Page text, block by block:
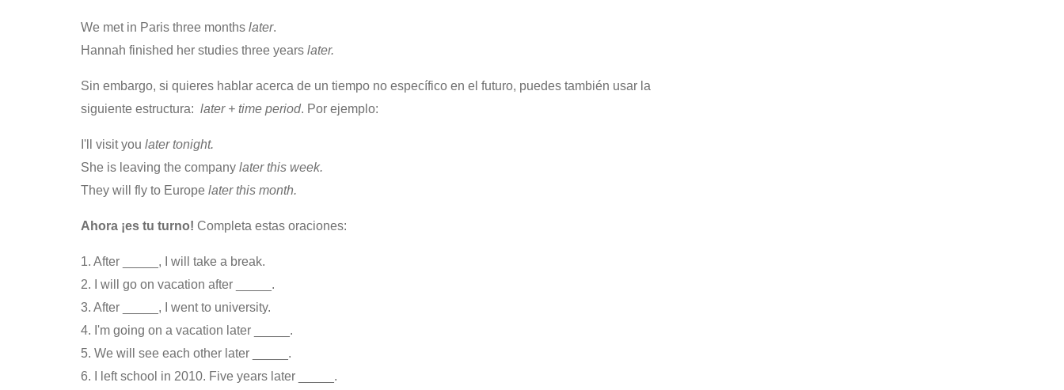
We met in Paris three months later.
Hannah finished her studies three years later.
Sin embargo, si quieres hablar acerca de un tiempo no específico en el futuro, puedes también usar la
siguiente estructura: later + time period. Por ejemplo:
I'll visit you later tonight.
She is leaving the company later this week.
They will fly to Europe later this month.
Ahora ¡es tu turno! Completa estas oraciones:
1. After _____, I will take a break.
2. I will go on vacation after _____.
3. After _____, I went to university.
4. I'm going on a vacation later _____.
5. We will see each other later _____.
6. I left school in 2010. Five years later _____.